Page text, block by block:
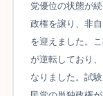
党優位の状態が
政権を譲り、非
を迎えました。
が逆転しており
なりました。試